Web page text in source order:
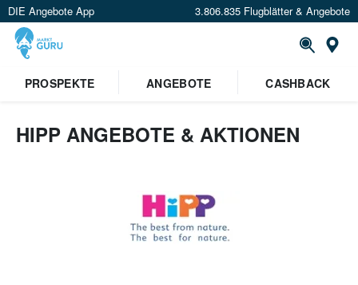
DIE Angebote App 3.806.835 Flugblätter & Angebote
PROSPEKTE
ANGEBOTE CASHBACK
HIPP ANGEBOTE & AKTIONEN